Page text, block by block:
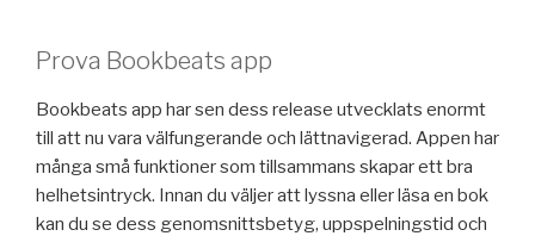
Prova Bookbeats app
Bookbeats app har sen dess release utvecklats enormt
till att nu vara välfungerande och lättnavigerad. Appen har
många små funktioner som tillsammans skapar ett bra
helhetsintryck. Innan du väljer att lyssna eller läsa en bok
kan du se dess genomsnittsbetyg, uppspelningstid och